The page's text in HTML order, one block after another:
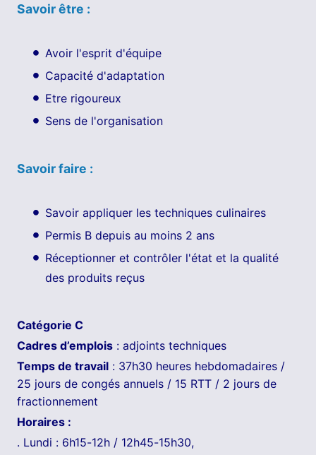
Savoir être :
Avoir l'esprit d'équipe
Capacité d'adaptation
Etre rigoureux
Sens de l'organisation
Savoir faire :
Savoir appliquer les techniques culinaires
Permis B depuis au moins 2 ans
Réceptionner et contrôler l'état et la qualité
des produits reçus
Catégorie C
Cadres d’emplois : adjoints techniques
Temps de travail : 37h30 heures hebdomadaires /
25 jours de congés annuels / 15 RTT / 2 jours de
fractionnement
Horaires :
. Lundi : 6h15-12h / 12h45-15h30,